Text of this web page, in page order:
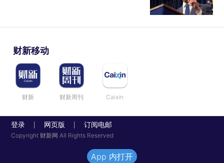
财新移动
财新 财新周刊 Caixin
登录 网页版 订阅电邮
Copyright 财新网 All Rights Reserved
App 内打开